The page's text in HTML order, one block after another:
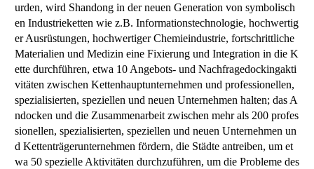
urden, wird Shandong in der neuen Generation von symbolisch
en Industrieketten wie z.B. Informationstechnologie, hochwertig
er Ausrüstungen, hochwertiger Chemieindustrie, fortschrittliche
Materialien und Medizin eine Fixierung und Integration in die K
ette durchführen, etwa 10 Angebots- und Nachfragedockingakti
vitäten zwischen Kettenhauptunternehmen und professionellen,
spezialisierten, speziellen und neuen Unternehmen halten; das A
ndocken und die Zusammenarbeit zwischen mehr als 200 profes
sionellen, spezialisierten, speziellen und neuen Unternehmen un
d Kettenträgerunternehmen fördern, die Städte antreiben, um et
wa 50 spezielle Aktivitäten durchzuführen, um die Probleme des